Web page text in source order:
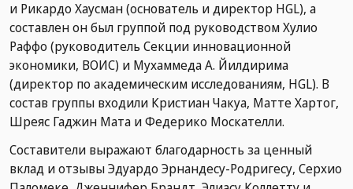
и Рикардо Хаусман (основатель и директор HGL), а
составлен он был группой под руководством Хулио
Раффо (руководитель Секции инновационной
экономики, ВОИС) и Мухаммеда А. Йилдирима
(директор по академическим исследованиям, HGL). В
состав группы входили Кристиан Чакуа, Матте Хартог,
Шреяс Гаджин Мата и Федерико Москателли.
Составители выражают благодарность за ценный
вклад и отзывы Эдуардо Эрнандесу-Родригесу, Серхио